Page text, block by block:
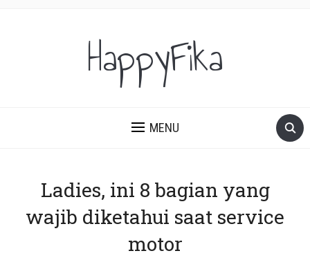
HappyFika
MENU
Ladies, ini 8 bagian yang
wajib diketahui saat service
motor